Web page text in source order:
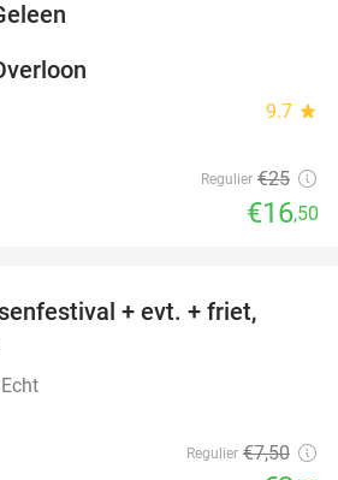
9.7 star
Regulier €25
€16,50
+ evt. + friet,
Regulier €7,50